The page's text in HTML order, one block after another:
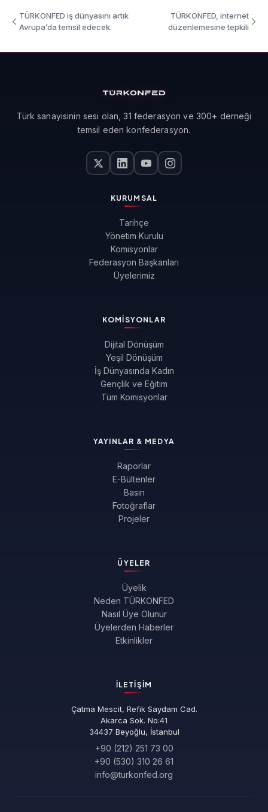
TÜRKONFED iş dünyasını artık
Avrupa’da temsil edecek.
TÜRKONFED, internet
düzenlemesine tepkili
Türk sanayisinin sesi olan, 31 federasyon ve 300+ derneği
temsil eden konfederasyon.
KURUMSAL
Tarihçe
Yönetim Kurulu
Komisyonlar
Federasyon Başkanları
Üyelerimiz
KOMISYONLAR
Dijital Dönüşüm
Yeşil Dönüşüm
İş Dünyasında Kadın
Gençlik ve Eğitim
Tüm Komisyonlar
YAYINLAR & MEDYA
Raporlar
E-Bültenler
Basın
Fotoğraflar
Projeler
ÜYELER
Üyelik
Neden TÜRKONFED
Nasıl Üye Olunur
Üyelerden Haberler
Etkinlikler
İLETIŞIM
Çatma Mescit, Refik Saydam Cad.
Akarca Sok. No:41
34437 Beyoğlu, İstanbul
+90 (212) 251 73 00
+90 (530) 310 26 61
info@turkonfed.org